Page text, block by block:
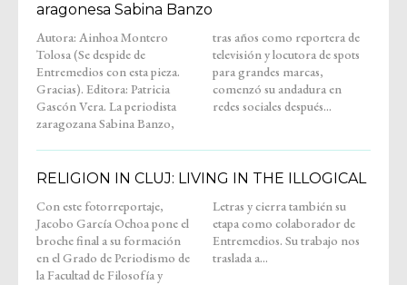
aragonesa Sabina Banzo
Autora: Ainhoa Montero
Tolosa (Se despide de
Entremedios con esta pieza.
Gracias). Editora: Patricia
Gascón Vera. La periodista
zaragozana Sabina Banzo,
tras años como reportera de
televisión y locutora de spots
para grandes marcas,
comenzó su andadura en
redes sociales después...
RELIGION IN CLUJ: LIVING IN THE ILLOGICAL
Con este fotorreportaje,
Jacobo García Ochoa pone el
broche final a su formación
en el Grado de Periodismo de
la Facultad de Filosofía y
Letras y cierra también su
etapa como colaborador de
Entremedios. Su trabajo nos
traslada a...